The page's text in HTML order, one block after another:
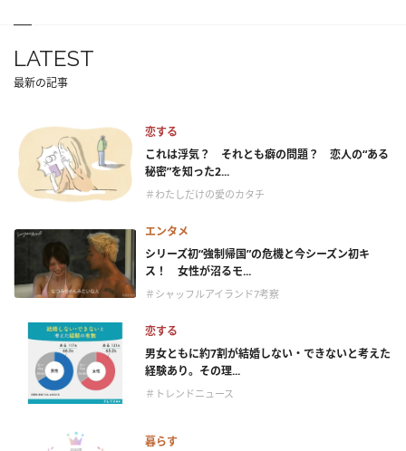
LATEST
最新の記事
恋する
これは浮気？ それとも癖の問題？ 恋人の“ある
秘密”を知った2...
＃わたしだけの愛のカタチ
エンタメ
シリーズ初“強制帰国”の危機と今シーズン初キ
ス！ 女性が沼るモ...
＃シャッフルアイランド7考察
恋する
男女ともに約7割が結婚しない・できないと考えた
経験あり。その理...
＃トレンドニュース
暮らす